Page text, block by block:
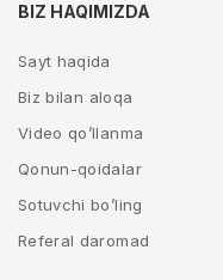
BIZ HAQIMIZDA
Sayt haqida
Biz bilan aloqa
Video qo’llanma
Qonun-qoidalar
Sotuvchi bo’ling
Referal daromad